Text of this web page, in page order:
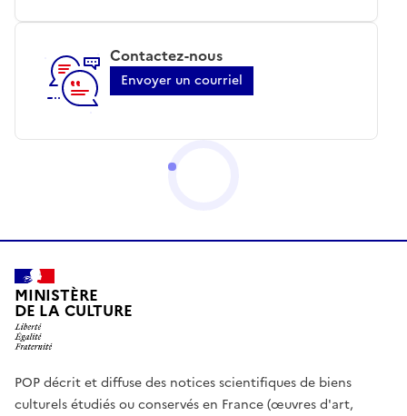
Contactez-nous
Envoyer un courriel
MINISTÈRE
DE LA CULTURE
POP décrit et diffuse des notices scientifiques de biens
culturels étudiés ou conservés en France (œuvres d'art,